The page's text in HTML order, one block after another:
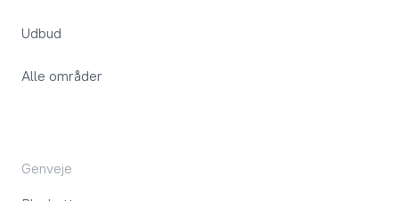
Udbud
Alle områder
Genveje